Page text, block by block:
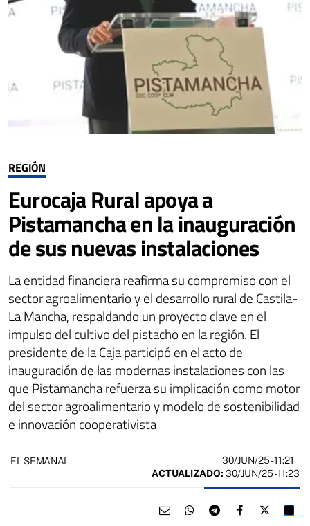
REGIÓN
Eurocaja Rural apoya a
Pistamancha en la inauguración
de sus nuevas instalaciones
La entidad financiera reafirma su compromiso con el
sector agroalimentario y el desarrollo rural de Castila-
La Mancha, respaldando un proyecto clave en el
impulso del cultivo del pistacho en la región. El
presidente de la Caja participó en el acto de
inauguración de las modernas instalaciones con las
que Pistamancha refuerza su implicación como motor
del sector agroalimentario y modelo de sostenibilidad
e innovación cooperativista
EL SEMANAL 30/JUN/25- 11:21
ACTUALIZADO: 30/JUN/25 - 11:23